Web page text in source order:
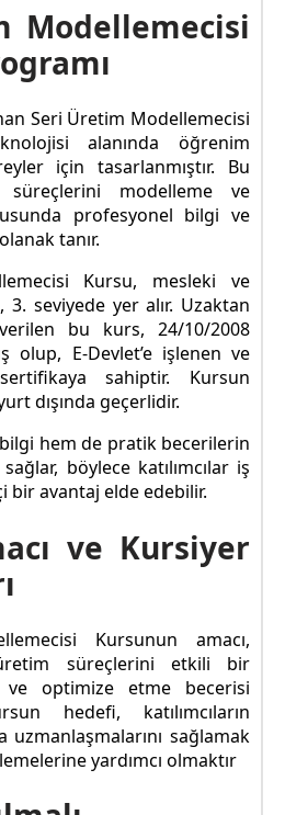
Modellemecisi
Seri Üretim Modellemecisi
alanında öğrenim
için tasarlanmıştır. Bu
modelleme ve
profesyonel bilgi ve
tanır.
Kursu, mesleki ve
seviyede yer alır. Uzaktan
bu kurs, 24/10/2008
olup, E-Devlet’e işlenen ve
sahiptir. Kursun
dışında geçerlidir.
hem de pratik becerilerin
böylece katılımcılar iş
bir avantaj elde edebilir.
ve Kursiyer
Kursunun amacı,
üretim süreçlerini etkili bir
ve optimize etme becerisi
hedefi, katılımcıların
sağlamak
yardımcı olmaktır